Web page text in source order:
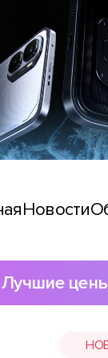
Новости
Лучшие